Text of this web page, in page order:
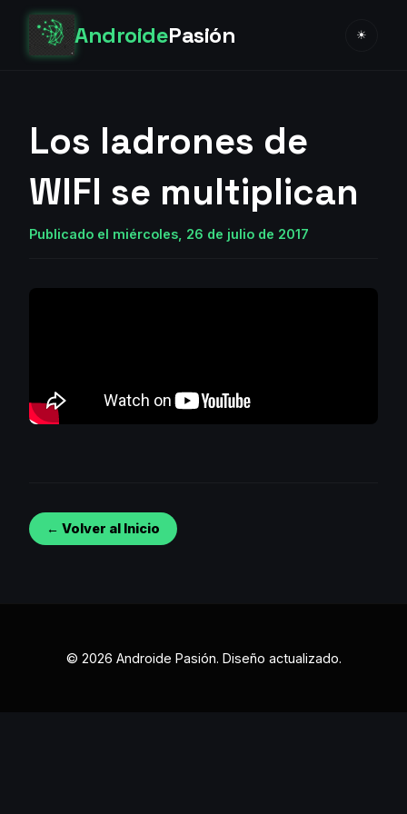
AndroidePasión ☀
Los ladrones de
WIFI se multiplican
Publicado el miércoles, 26 de julio de 2017
← Volver al Inicio
© 2026 Androide Pasión. Diseño actualizado.